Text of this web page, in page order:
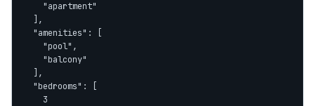
    "apartment"
  ],
  "amenities": [
    "pool",
    "balcony"
  ],
  "bedrooms": [
    3